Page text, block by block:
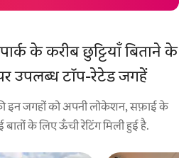
के करीब छुट्टियाँ बिताने के
उपलब्ध टॉप-रेटेड जगहें
इन जगहों को अपनी लोकेशन, सफ़ाई के
के लिए ऊँची रेटिंग मिली हुई है.